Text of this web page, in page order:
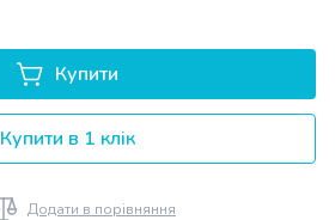
Купити
Купити в 1 клік
Додати в порівняння